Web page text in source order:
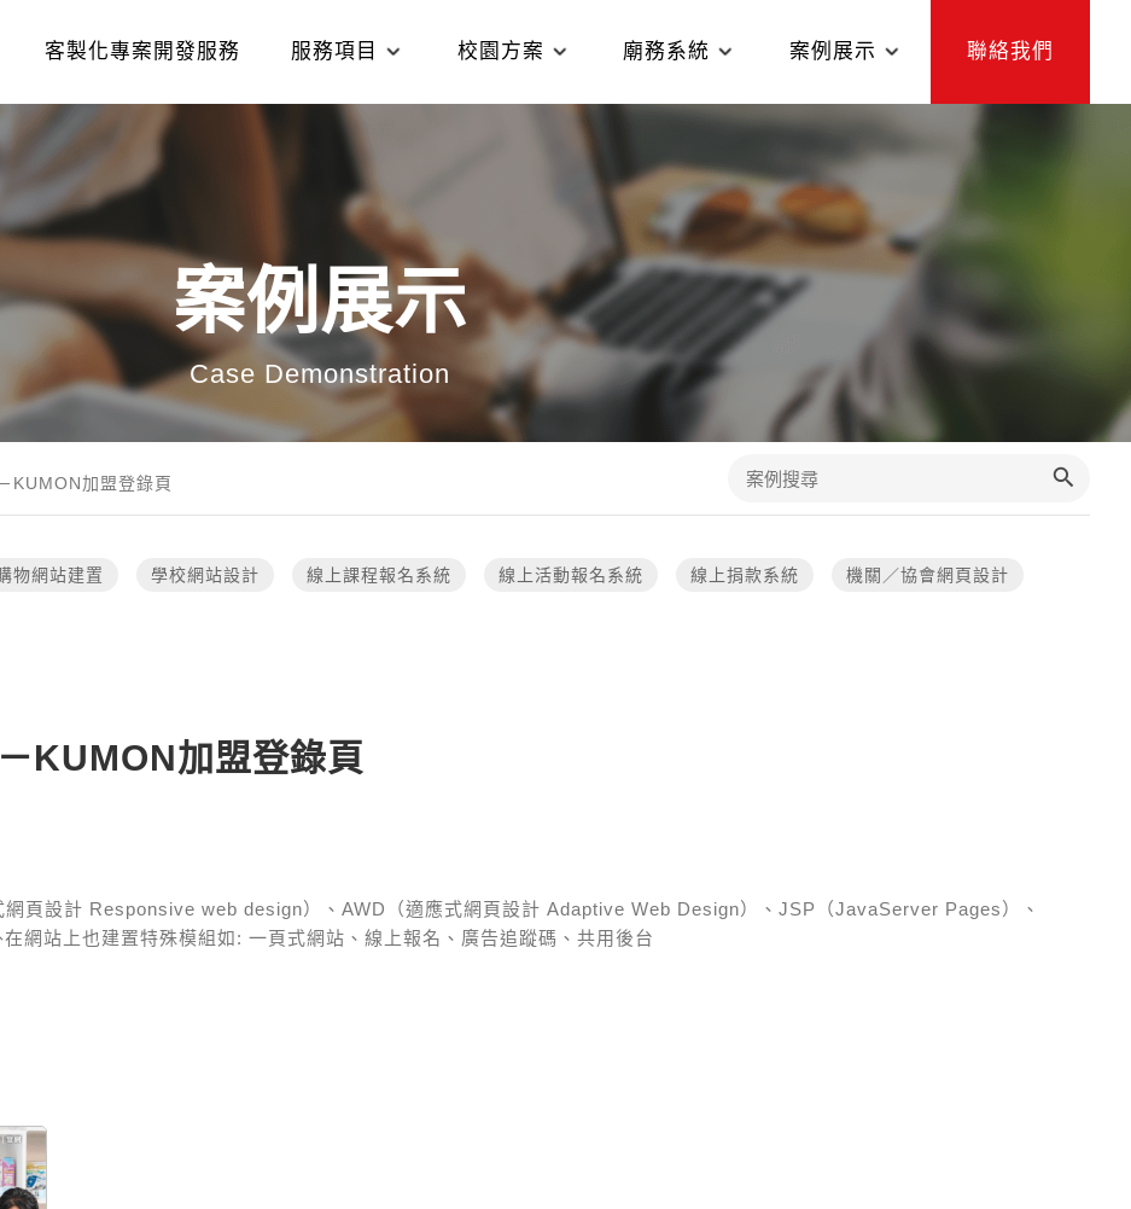
客製化專案開發服務 服務項目 校園方案 廟務系統 案例展示 聯絡我們
案例展示
Case Demonstration
KUMON加盟登錄頁
物網站建置 學校網站設計 線上課程報名系統 線上活動報名系統 線上捐款系統 機關／協會網頁設計
KUMON加盟登錄頁
網頁設計 Responsive web design）、AWD（適應式網頁設計 Adaptive Web Design）、JSP（JavaServer Pages）、
在網站上也建置特殊模組如: 一頁式網站、線上報名、廣告追蹤碼、共用後台